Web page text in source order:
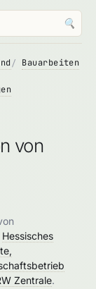
🔍
Bauarbeiten
von
Hessisches
Zentrale.